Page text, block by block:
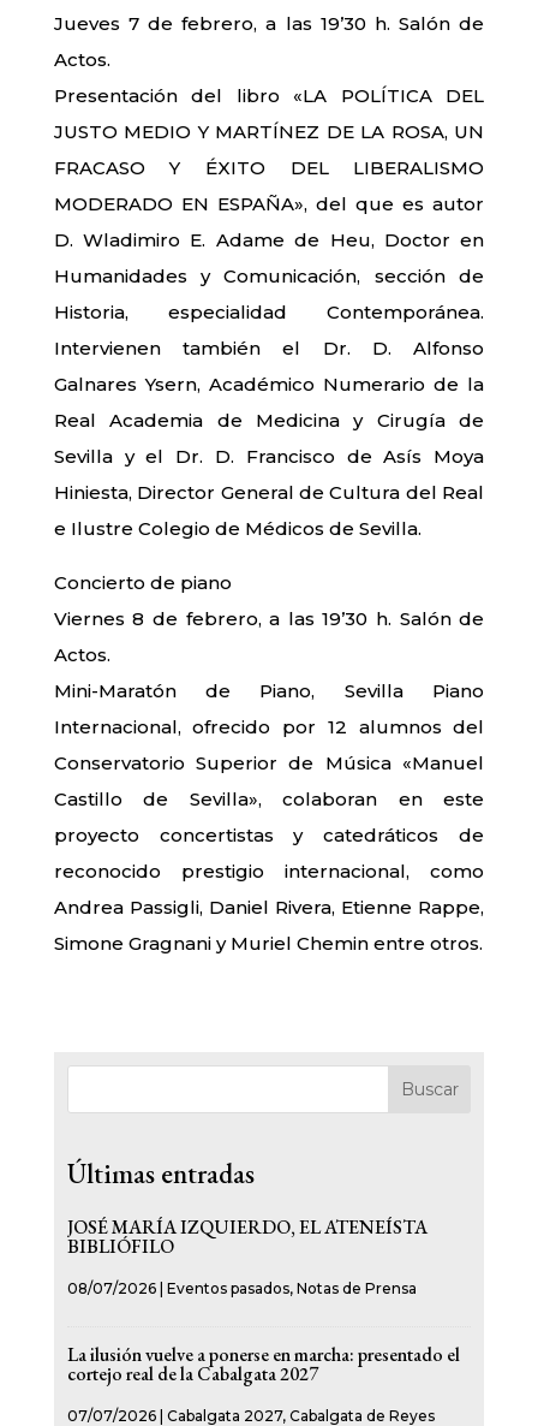
Jueves 7 de febrero, a las 19’30 h. Salón de
Actos.
Presentación del libro «LA POLÍTICA DEL
JUSTO MEDIO Y MARTÍNEZ DE LA ROSA, UN
FRACASO Y ÉXITO DEL LIBERALISMO
MODERADO EN ESPAÑA», del que es autor
D. Wladimiro E. Adame de Heu, Doctor en
Humanidades y Comunicación, sección de
Historia, especialidad Contemporánea.
Intervienen también el Dr. D. Alfonso
Galnares Ysern, Académico Numerario de la
Real Academia de Medicina y Cirugía de
Sevilla y el Dr. D. Francisco de Asís Moya
Hiniesta, Director General de Cultura del Real
e Ilustre Colegio de Médicos de Sevilla.
Concierto de piano
Viernes 8 de febrero, a las 19’30 h. Salón de
Actos.
Mini-Maratón de Piano, Sevilla Piano
Internacional, ofrecido por 12 alumnos del
Conservatorio Superior de Música «Manuel
Castillo de Sevilla», colaboran en este
proyecto concertistas y catedráticos de
reconocido prestigio internacional, como
Andrea Passigli, Daniel Rivera, Etienne Rappe,
Simone Gragnani y Muriel Chemin entre otros.
Buscar
Últimas entradas
JOSÉ MARÍA IZQUIERDO, EL ATENEÍSTA
BIBLIÓFILO
08/07/2026| Eventos pasados, Notas de Prensa
La ilusión vuelve a ponerse en marcha: presentado el
cortejo real de la Cabalgata 2027
07/07/2026| Cabalgata 2027, Cabalgata de Reyes